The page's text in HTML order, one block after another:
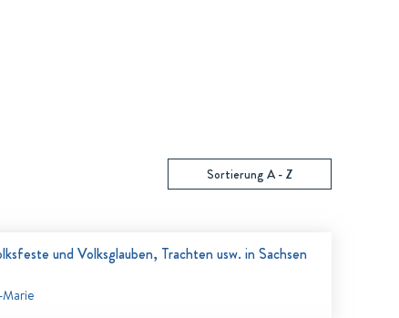
Sortierung A - Z
und Volksglauben, Trachten usw. in Sachsen